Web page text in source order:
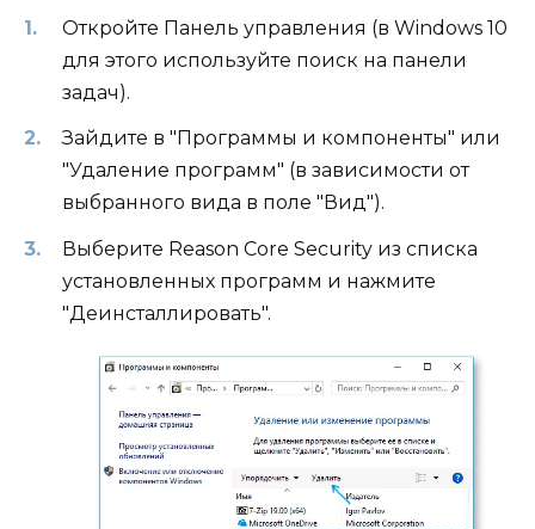
Откройте Панель управления (в Windows 10
для этого используйте поиск на панели
задач).
Зайдите в "Программы и компоненты" или
"Удаление программ" (в зависимости от
выбранного вида в поле "Вид").
Выберите Reason Core Security из списка
установленных программ и нажмите
"Деинсталлировать".